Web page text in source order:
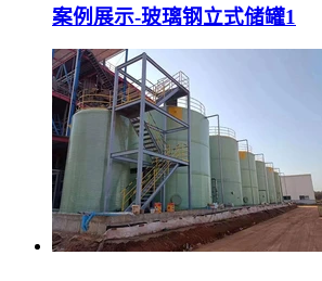
案例展示-玻璃钢立式储罐1